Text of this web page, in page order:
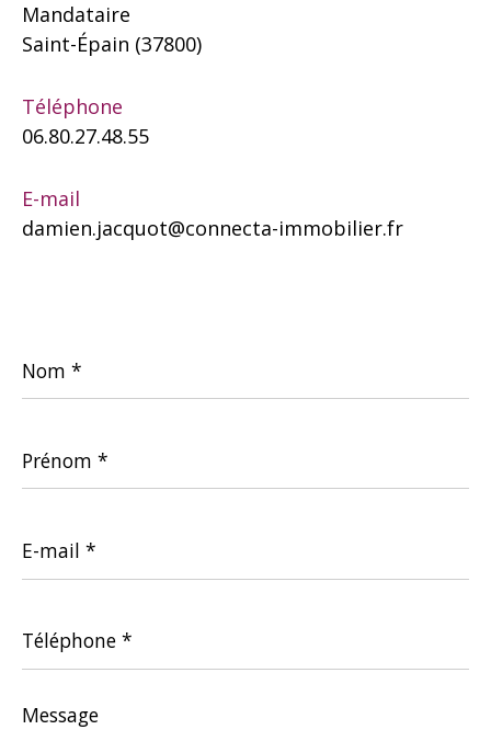
Mandataire
Saint-Épain (37800)
Téléphone
06.80.27.48.55
E-mail
damien.jacquot@connecta-immobilier.fr
*
*
mail
*
*
Message
*